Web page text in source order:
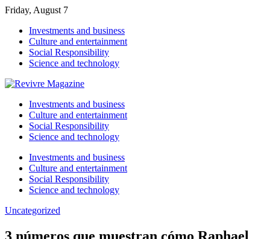
Friday, August 7
Investments and business
Culture and entertainment
Social Responsibility
Science and technology
Investments and business
Culture and entertainment
Social Responsibility
Science and technology
Investments and business
Culture and entertainment
Social Responsibility
Science and technology
Uncategorized